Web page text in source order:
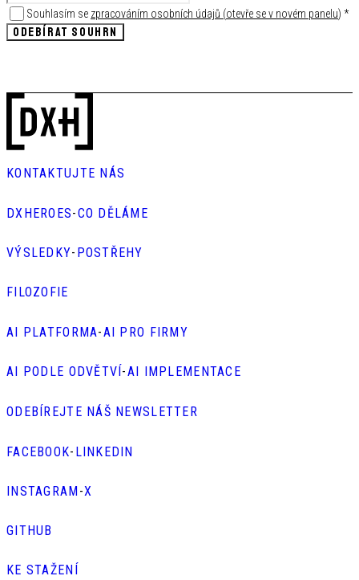
Souhlasím se zpracováním osobních údajů (otevře se v novém panelu) *
ODEBÍRAT SOUHRN
KONTAKTUJTE NÁS
DXHEROES-CO DĚLÁME
VÝSLEDKY- POSTŘEHY
FILOZOFIE
AI PLATFORMA-AI PRO FIRMY
AI PODLE ODVĚTVÍ-AI IMPLEMENTACE
ODEBÍREJTE NÁŠ NEWSLETTER
FACEBOOK- LINKEDIN
INSTAGRAM-X
GITHUB
KE STAŽENÍ